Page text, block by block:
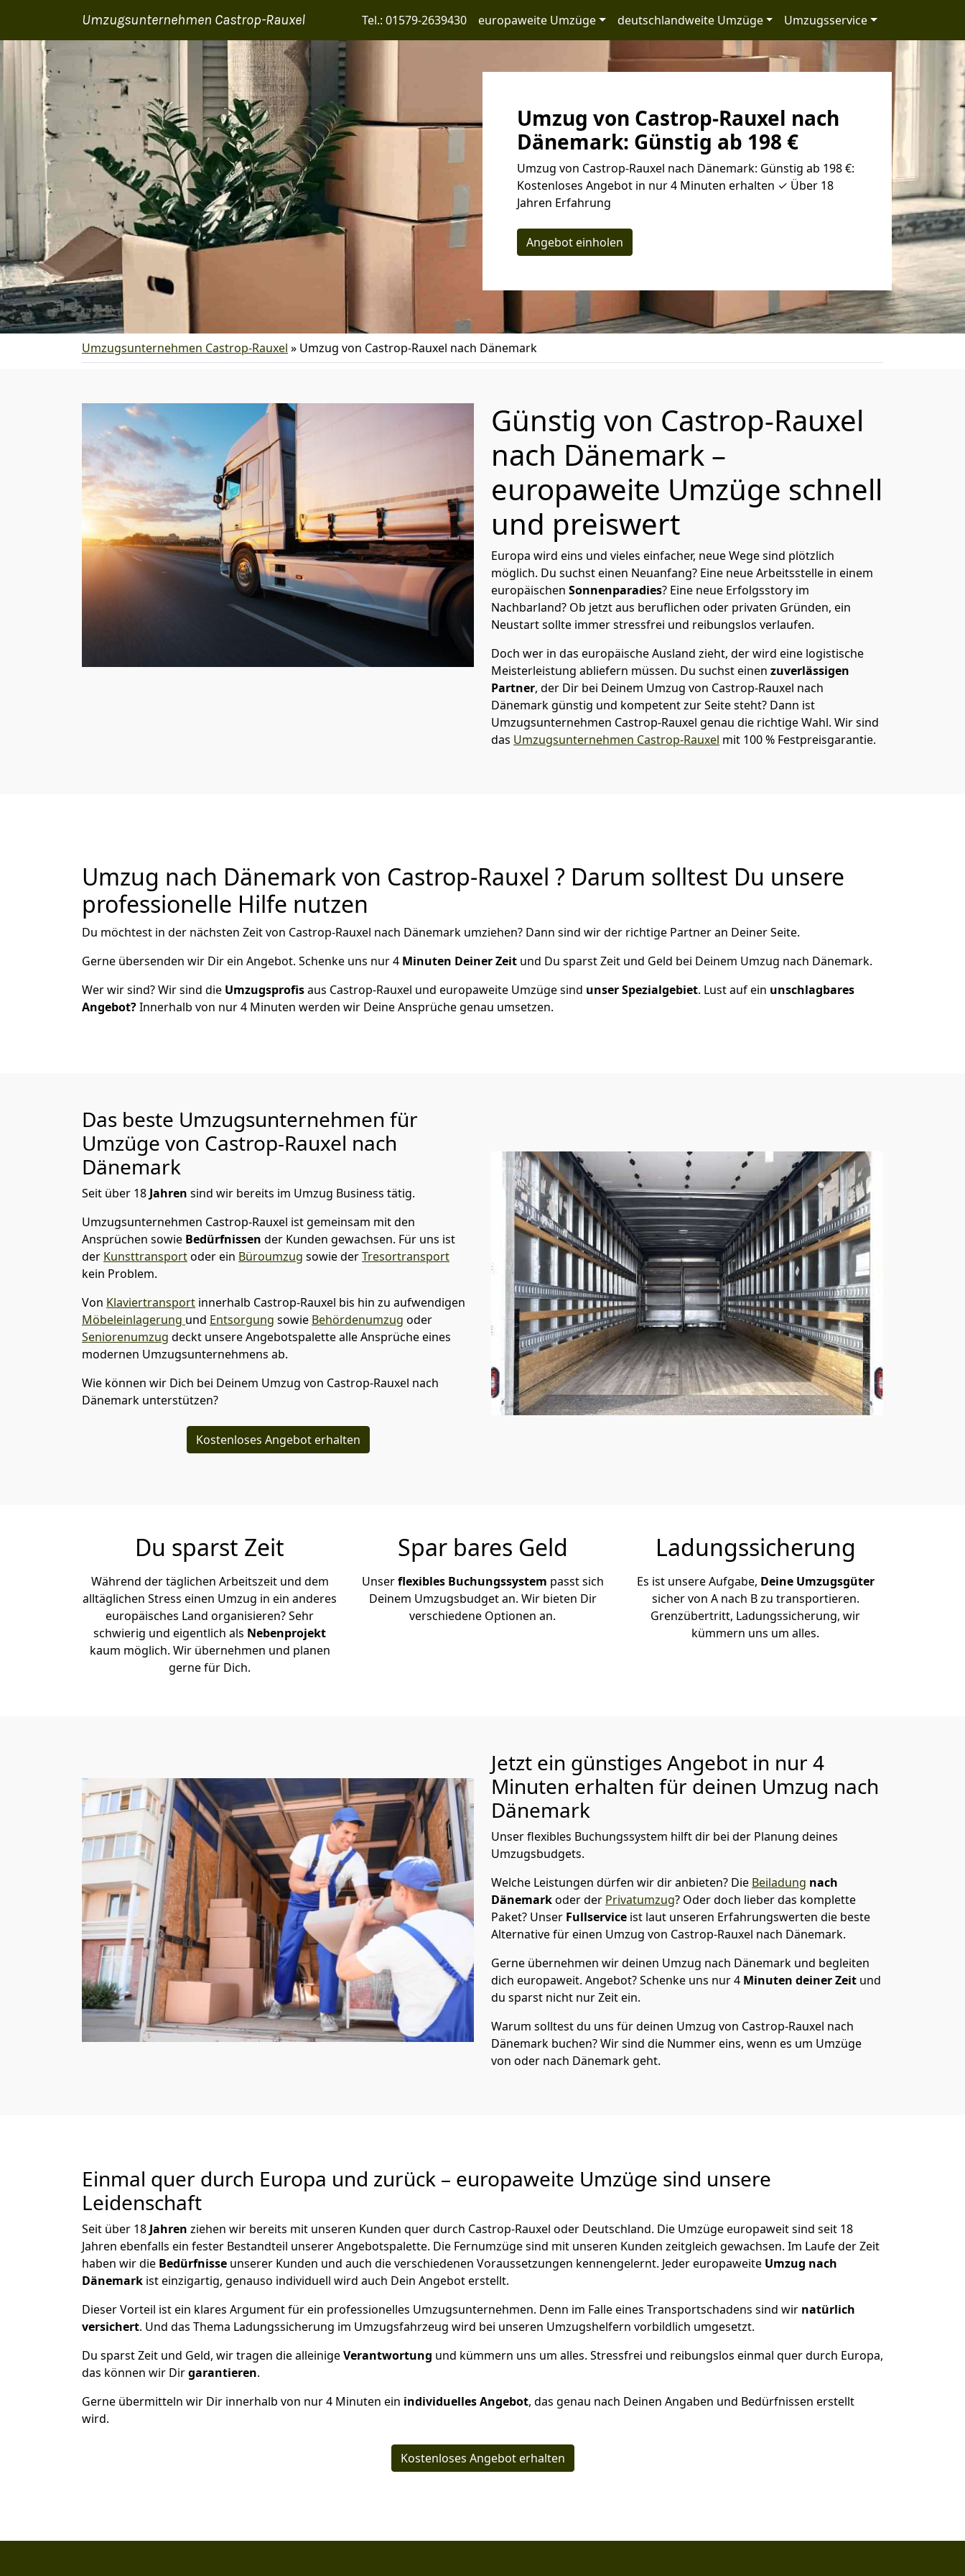
Umzugsunternehmen Castrop-Rauxel Tel.: 01579-2639430 europaweite Umzüge deutschlandweite Umzüge Umzugsservice
Umzug von Castrop-Rauxel nach
Dänemark: Günstig ab 198 €
Umzug von Castrop-Rauxel nach Dänemark: Günstig ab 198 €:
Kostenloses Angebot in nur 4 Minuten erhalten ✓ Über 18
Jahren Erfahrung
Angebot einholen
Umzugsunternehmen Castrop-Rauxel » Umzug von Castrop-Rauxel nach Dänemark
Günstig von Castrop-Rauxel
nach Dänemark –
europaweite Umzüge schnell
und preiswert
Europa wird eins und vieles einfacher, neue Wege sind plötzlich
möglich. Du suchst einen Neuanfang? Eine neue Arbeitsstelle in einem
europäischen Sonnenparadies? Eine neue Erfolgsstory im
Nachbarland? Ob jetzt aus beruflichen oder privaten Gründen, ein
Neustart sollte immer stressfrei und reibungslos verlaufen.
Doch wer in das europäische Ausland zieht, der wird eine logistische
Meisterleistung abliefern müssen. Du suchst einen zuverlässigen
Partner, der Dir bei Deinem Umzug von Castrop-Rauxel nach
Dänemark günstig und kompetent zur Seite steht? Dann ist
Umzugsunternehmen Castrop-Rauxel genau die richtige Wahl. Wir sind
das Umzugsunternehmen Castrop-Rauxel mit 100 % Festpreisgarantie.
Umzug nach Dänemark von Castrop-Rauxel ? Darum solltest Du unsere
professionelle Hilfe nutzen
Du möchtest in der nächsten Zeit von Castrop-Rauxel nach Dänemark umziehen? Dann sind wir der richtige Partner an Deiner Seite.
Gerne übersenden wir Dir ein Angebot. Schenke uns nur4 Minuten Deiner Zeit und Du sparst Zeit und Geld bei Deinem Umzug nach Dänemark.
Wer wir sind? Wir sind die Umzugsprofisaus Castrop-Rauxel und europaweite Umzüge sind unser Spezialgebiet. Lust auf ein unschlagbares
Angebot?Innerhalb von nur4 Minuten werden wir Deine Ansprüche genau umsetzen.
Das beste Umzugsunternehmen für
Umzüge von Castrop-Rauxel nach
Dänemark
Seit über 18 Jahren sind wir bereits im Umzug Business tätig.
Umzugsunternehmen Castrop-Rauxel ist gemeinsam mit den
Ansprüchen sowie Bedürfnissen der Kunden gewachsen. Für uns ist
der Kunsttransportoder ein Büroumzug sowie derTresortransport
kein Problem.
Von Klaviertransport innerhalb Castrop-Rauxel bis hin zu aufwendigen
Möbeleinlagerung und Entsorgung sowie Behördenumzug oder
Seniorenumzug deckt unsere Angebotspalette alle Ansprüche eines
modernen Umzugsunternehmens ab.
Wie können wir Dich bei Deinem Umzug von Castrop-Rauxel nach
Dänemark unterstützen?
Kostenloses Angebot erhalten
Du sparst Zeit
Während der täglichen Arbeitszeit und dem
alltäglichen Stress einen Umzug in ein anderes
europäisches Land organisieren? Sehr
schwierig und eigentlich als Nebenprojekt
kaum möglich. Wir übernehmen und planen
gerne für Dich.
Spar bares Geld
Unserflexibles Buchungssystem passt sich
Deinem Umzugsbudget an. Wir bieten Dir
verschiedene Optionen an.
Ladungssicherung
Es ist unsere Aufgabe, Deine Umzugsgüter
sicher von A nach B zu transportieren.
Grenzübertritt, Ladungssicherung, wir
kümmern uns um alles.
Jetzt ein günstiges Angebot in nur 4
Minuten erhalten für deinen Umzug nach
Dänemark
Unser flexibles Buchungssystem hilft dir bei der Planung deines
Umzugsbudgets.
Welche Leistungen dürfen wir dir anbieten? Die Beiladung nach
Dänemarkoder der Privatumzug? Oder doch lieber das komplette
Paket? Unser Fullservice ist laut unseren Erfahrungswerten die beste
Alternative für einen Umzug von Castrop-Rauxel nach Dänemark.
Gerne übernehmen wir deinen Umzug nach Dänemark und begleiten
dich europaweit. Angebot? Schenke uns nur4 Minuten deiner Zeit und
du sparst nicht nur Zeit ein.
Warum solltest du uns für deinen Umzug von Castrop-Rauxel nach
Dänemark buchen? Wir sind die Nummer eins, wenn es um Umzüge
von oder nach Dänemark geht.
Einmal quer durch Europa und zurück – europaweite Umzüge sind unsere
Leidenschaft
Seit über 18 Jahren ziehen wir bereits mit unseren Kunden quer durch Castrop-Rauxel oder Deutschland. Die Umzüge europaweit sind seit 18
Jahren ebenfalls ein fester Bestandteil unserer Angebotspalette. Die Fernumzüge sind mit unseren Kunden zeitgleich gewachsen. Im Laufe der Zeit
haben wir die Bedürfnisse unserer Kunden und auch die verschiedenen Voraussetzungen kennengelernt. Jeder europaweite Umzug nach
Dänemark ist einzigartig, genauso individuell wird auch Dein Angebot erstellt.
Dieser Vorteil ist ein klares Argument für ein professionelles Umzugsunternehmen. Denn im Falle eines Transportschadens sind wir natürlich
versichert. Und das Thema Ladungssicherung im Umzugsfahrzeug wird bei unseren Umzugshelfern vorbildlich umgesetzt.
Du sparst Zeit und Geld, wir tragen die alleinigeVerantwortung und kümmern uns um alles. Stressfrei und reibungslos einmal quer durch Europa,
das können wir Dirgarantieren.
Gerne übermitteln wir Dir innerhalb von nur4 Minuten ein individuelles Angebot, das genau nach Deinen Angaben und Bedürfnissen erstellt
wird.
Kostenloses Angebot erhalten